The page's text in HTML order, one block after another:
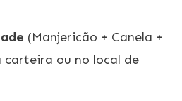
(Manjericão + Canela +
carteira ou no local de